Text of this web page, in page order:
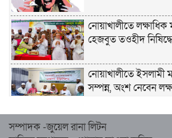
নোয়াখালীতে
হেজবুত তওহীদ
নোয়াখালীতে ইসলামী
সম্পন্ন, অংশ নেবেন
নোয়াখালীতে ইসলামী
সম্পাদক -জুয়েল রানা লিটন